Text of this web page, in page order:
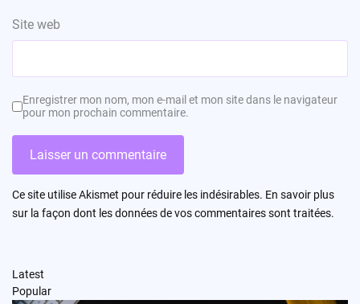
Site web
Enregistrer mon nom, mon e-mail et mon site dans le navigateur
pour mon prochain commentaire.
Ce site utilise Akismet pour réduire les indésirables. En savoir plus
sur la façon dont les données de vos commentaires sont traitées.
Latest
Popular